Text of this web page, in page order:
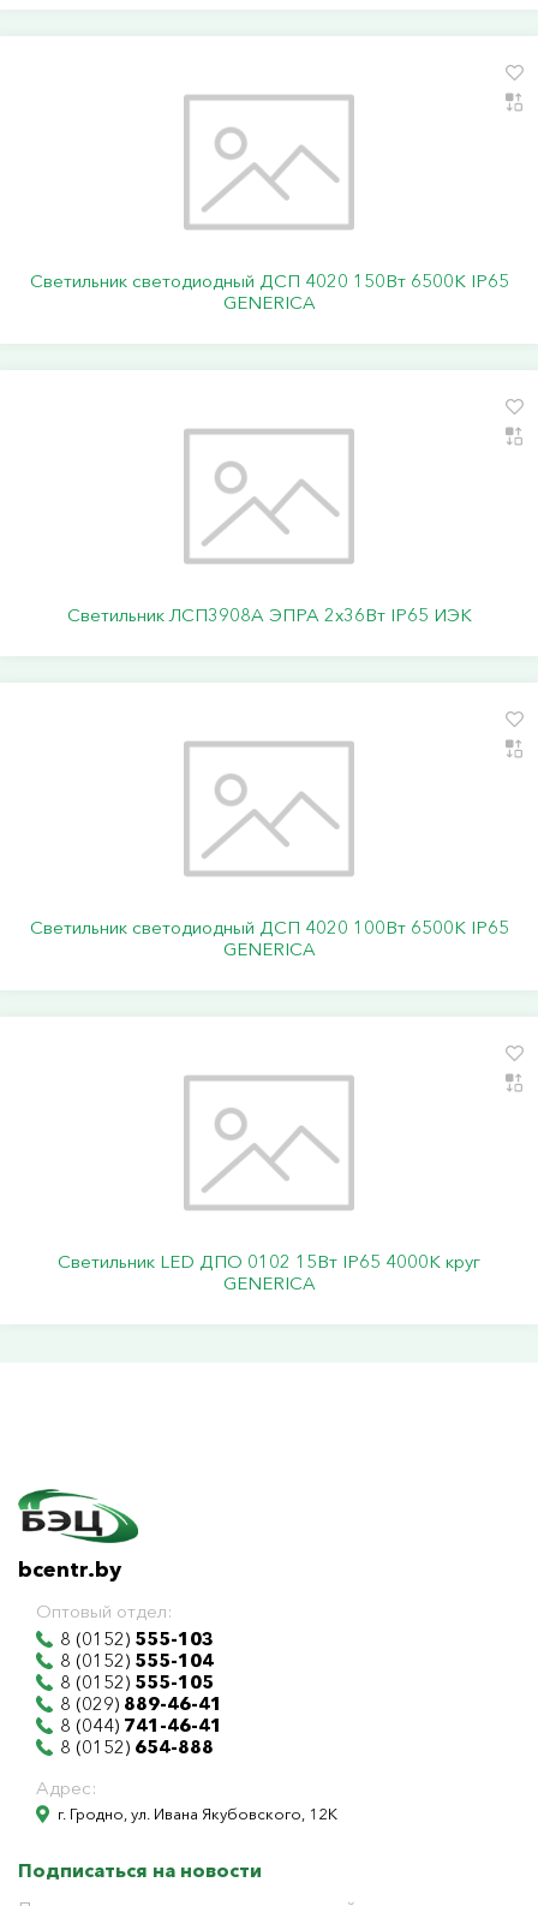
Светильник светодиодный ДСП 4020 150Вт 6500К IP65
GENERICA
Светильник ЛСП3908A ЭПРА 2х36Вт IP65 ИЭК
Светильник светодиодный ДСП 4020 100Вт 6500К IP65
GENERICA
Светильник LED ДПО 0102 15Вт IP65 4000К круг
GENERICA
bcentr.by
Оптовый отдел:
8 (0152) 555-103
8 (0152) 555-104
8 (0152) 555-105
8 (029) 889-46-41
8 (044) 741-46-41
8 (0152) 654-888
Адрес:
г. Гродно, ул. Ивана Якубовского, 12К
Подписаться на новости